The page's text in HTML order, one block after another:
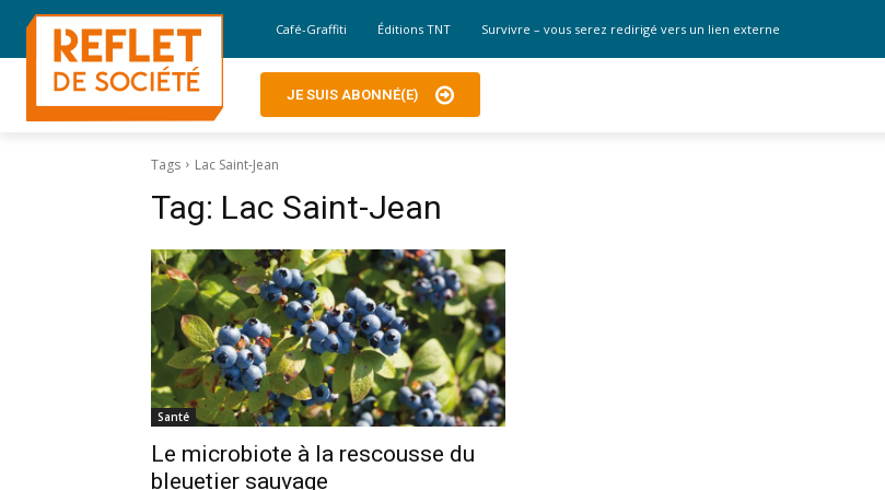
Café-Graffiti Éditions TNT Survivre – vous serez redirigé vers un lien externe
JE SUIS ABONNÉ(E)
Tags Lac Saint-Jean
Tag: Lac Saint-Jean
Santé
Le microbiote à la rescousse du
bleuetier sauvage